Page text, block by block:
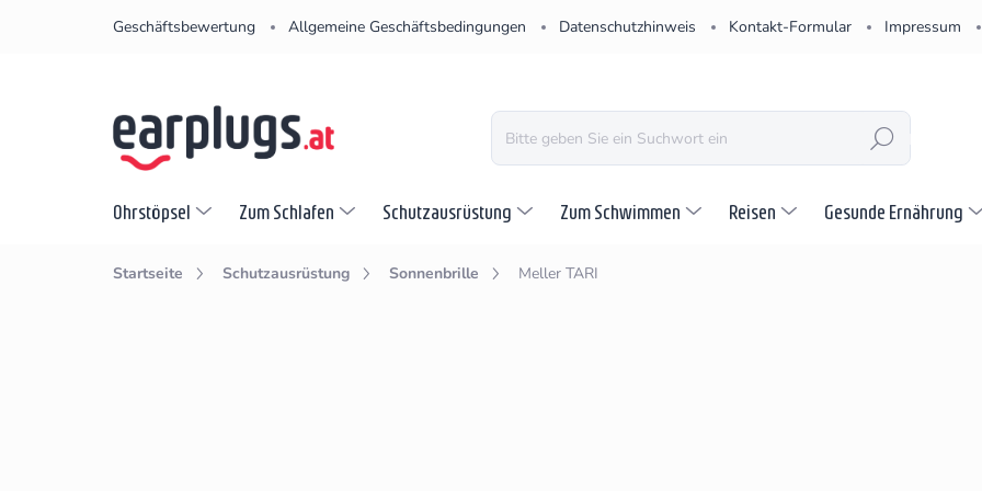
Geschäftsbewertung Allgemeine Geschäftsbedingungen Datenschutzhinweis Kontakt-Formular Impressum
SUCHEN
Ohrstöpsel Zum Schlafen Schutzausrüstung Zum Schwimmen Reisen Gesunde Ernährung
Startseite Schutzausrüstung Sonnenbrille Meller TARI